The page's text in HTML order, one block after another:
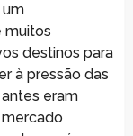
muitos
destinos para
à pressão das
eram